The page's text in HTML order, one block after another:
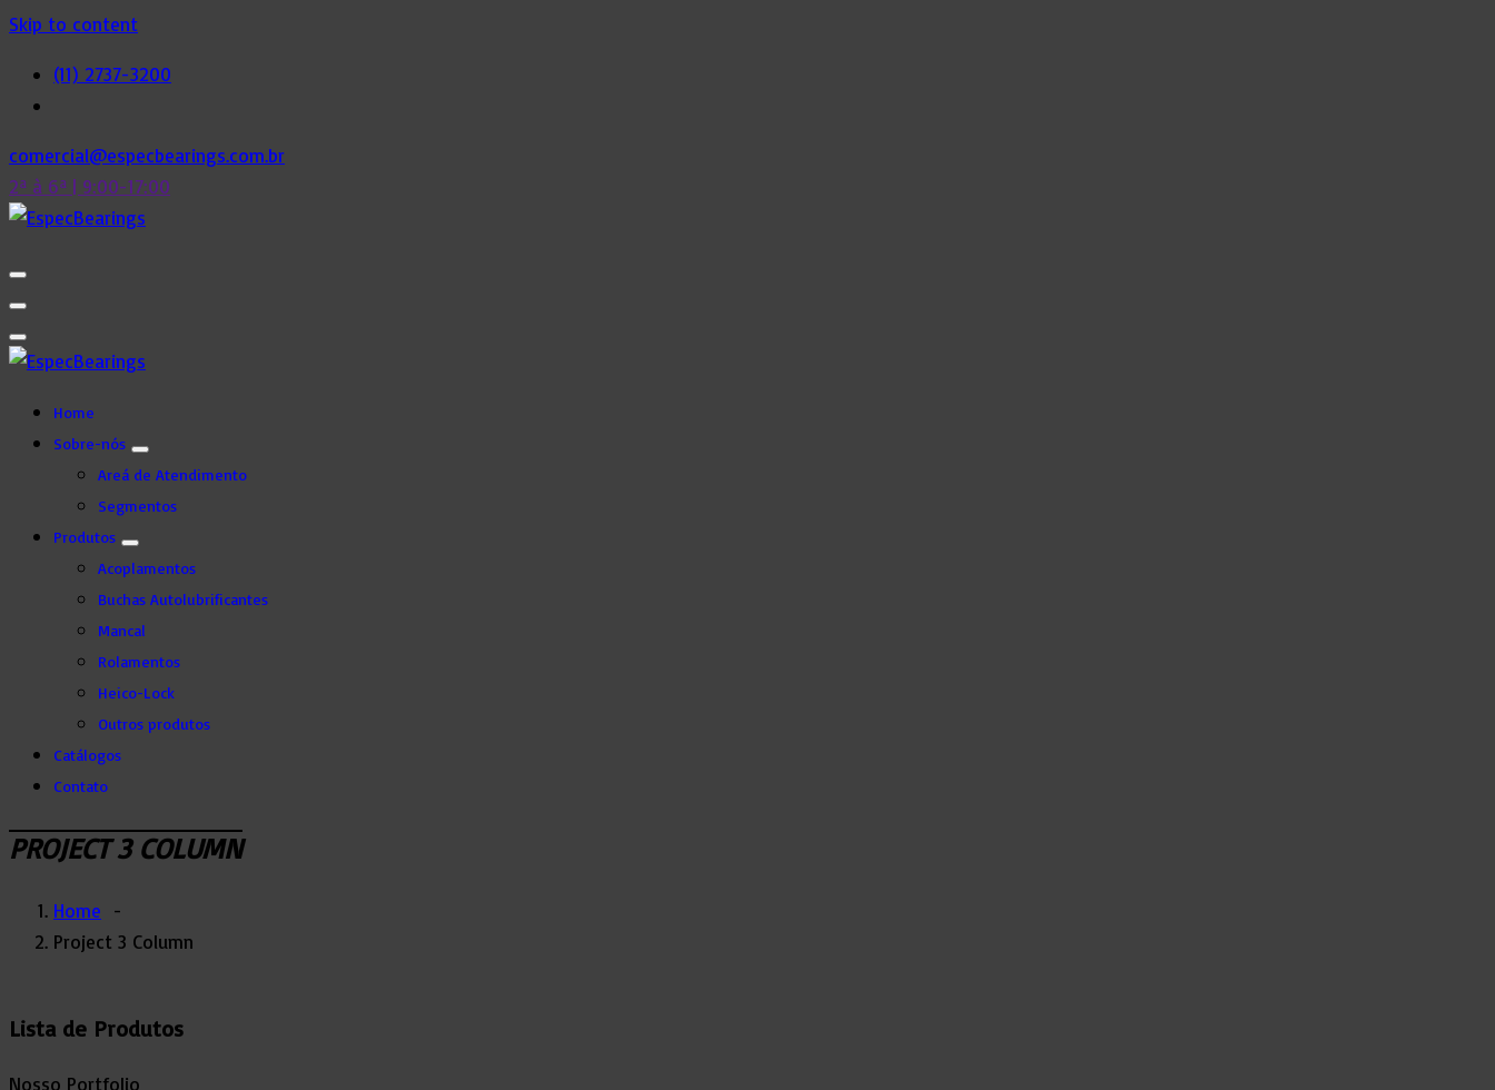
Skip to content
(11) 2737-3200
comercial@especbearings.com.br
2ª à 6ª | 9:00-17:00
Home
Sobre-nós
Areá de Atendimento
Segmentos
Produtos
Acoplamentos
Buchas Autolubrificantes
Mancal
Rolamentos
Heico-Lock
Outros produtos
Catálogos
Contato
PROJECT 3 COLUMN
Home -
Project 3 Column
Lista de Produtos
Nosso Portfolio